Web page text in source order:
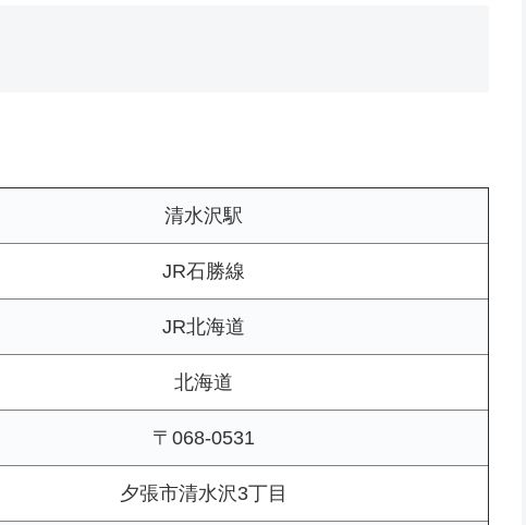
清水沢駅
JR石勝線
JR北海道
北海道
〒068-0531
夕張市清水沢3丁目